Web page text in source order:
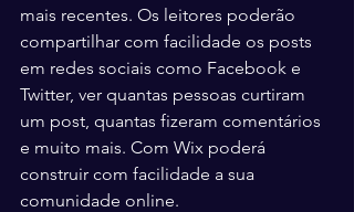
mais recentes. Os leitores poderão
compartilhar com facilidade os posts
em redes sociais como Facebook e
Twitter, ver quantas pessoas curtiram
um post, quantas fizeram comentários
e muito mais. Com Wix poderá
construir com facilidade a sua
comunidade online.